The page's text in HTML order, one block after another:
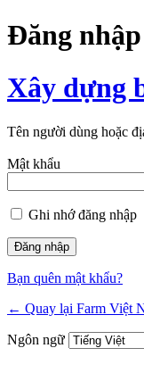
Đăng nhập
Xây dựng
Tên người dùng hoặc
Mật khẩu
Ghi nhớ đăng nhập
Bạn quên mật khẩu?
← Quay lại Farm Việt
Ngôn ngữ